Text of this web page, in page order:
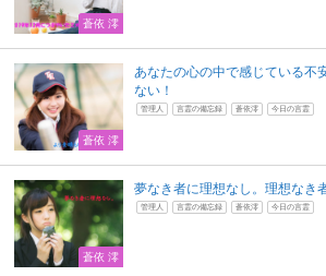
蒼依 澪
蒼依 澪
あなたの心の中で感じている不
ない！
管理人 言霊の備忘録 蒼依澪 今日の言霊
蒼依 澪
夢なき者に理想なし。理想なき
管理人 言霊の備忘録 蒼依澪 今日の言霊